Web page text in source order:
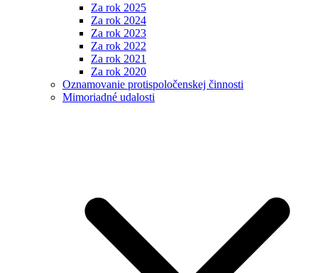
Za rok 2025
Za rok 2024
Za rok 2023
Za rok 2022
Za rok 2021
Za rok 2020
Oznamovanie protispoločenskej činnosti
Mimoriadné udalosti